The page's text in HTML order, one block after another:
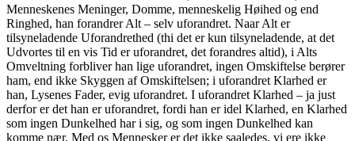
Menneskenes Meninger, Domme, menneskelig Høihed og end
Ringhed, han forandrer Alt – selv uforandret. Naar Alt er
tilsyneladende Uforandrethed (thi det er kun tilsyneladende, at det
Udvortes til en vis Tid er uforandret, det forandres altid), i Alts
Omveltning forbliver han lige uforandret, ingen Omskiftelse berører
ham, end ikke Skyggen af Omskiftelsen; i uforandret Klarhed er
han, Lysenes Fader, evig uforandret. I uforandret Klarhed – ja just
derfor er det han er uforandret, fordi han er idel Klarhed, en Klarhed
som ingen Dunkelhed har i sig, og som ingen Dunkelhed kan
komme nær. Med os Mennesker er det ikke saaledes, vi ere ikke